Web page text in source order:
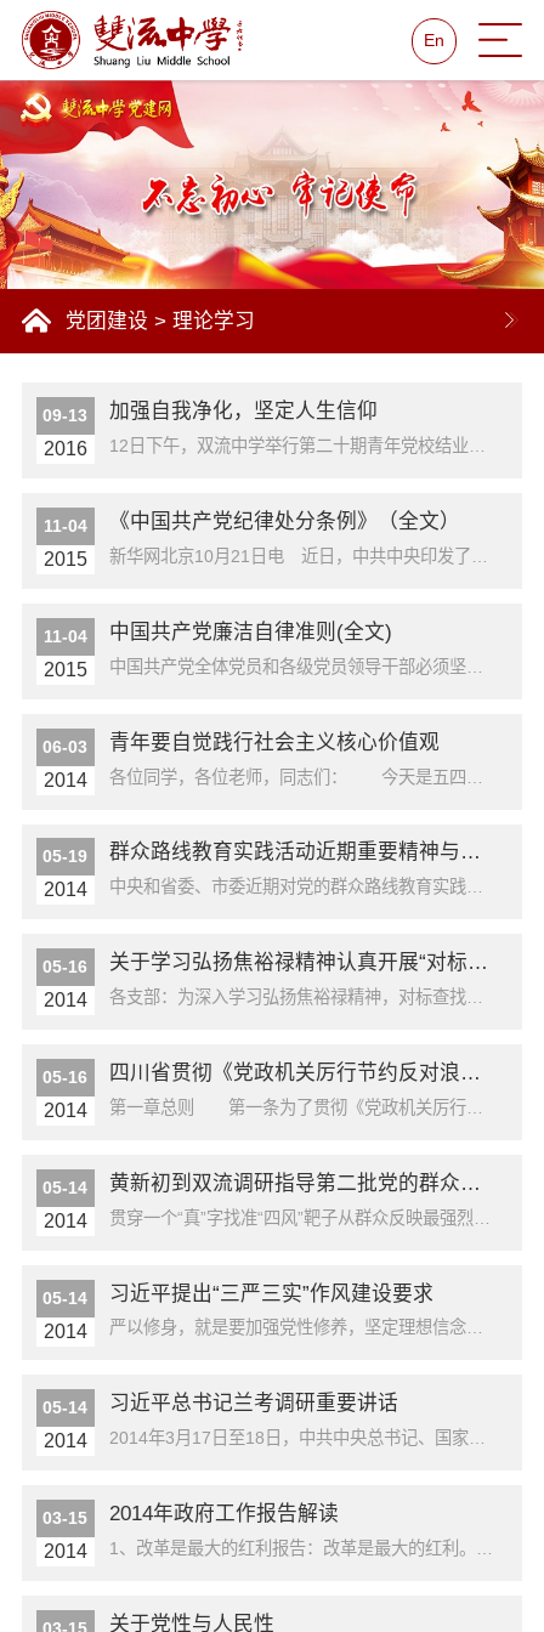
En
党团建设 >理论学习
09-13
2016
加强自我净化，坚定人生信仰
11-04
2015
《中国共产党纪律处分条例》（全文）
11-04
2015
中国共产党廉洁自律准则(全文)
中国共产党全体党员和各级党员领导干部必须坚定共产主义理想和中国特色社会主义信念,必须坚持全心全意为人民服务根本宗旨,必须继承发扬党的优良传统和作风,必须自觉培养高尚道德情操,努力弘扬中华民族传统美德,廉洁自律,接受监督,永葆党的先进性和纯洁性。 党员廉洁自律规范 第一条坚持公私分明,先公后私,克己奉公。 第二条坚...
06-03
2014
青年要自觉践行社会主义核心价值观
05-19
2014
群众路线教育实践活动近期重要精神与要求学习
中央和省委、市委近期对党的群众路线教育实践活动的重要精神和要求传达提纲一、中央近期重要精神和要求（一）习近平总书记批示及讲话精神5月2日，习近平总书记在中央办公厅秘书局的一份材料上批示：第二批群众路线教育实践活动已经进入关键阶段，总的看，各地各部门开展活动态度认真，效果明显，但也有些单位和领导干部表面上热热闹闹，实际上...
05-16
2014
关于学习弘扬焦裕禄精神认真开展“对标照镜”活动的通知
各支部：为深入学习弘扬焦裕禄精神，对标查找差距、照镜发现问题，推动教育实践活动深入开展，根据市委教育实践活动领导小组《关于学习弘扬焦裕禄精神认真开展“对标照镜”活动的通知》(成委群组发〔2014〕19号)精神，经研究，决定在全校开展“对标照镜”活动。现将有关事项通知如下。一、深刻理解焦裕禄精神实质，认真做到“五个对照”...
05-16
2014
四川省贯彻《党政机关厉行节约反对浪费条例》实施细则
第一章总则 第一条为了贯彻《党政机关厉行节约反对浪费条例》，进一步弘扬艰苦奋斗、勤俭节约的优良作风，推进我省党政机关厉行节约反对浪费，建设节约型机关，结合我省实际，制定本实施细则。 第二条本实施细则适用于全省各级党的机关、人大机关、行政机关、政协机关、审判机关、检察机关，以及工会、共青团、妇联等人民团体和参照公务员...
05-14
2014
黄新初到双流调研指导第二批党的群众路线教育实践活动
05-14
2014
习近平提出“三严三实”作风建设要求
严以修身，就是要加强党性修养，坚定理想信念，提升道德境界，追求高尚情操，自觉远离低级趣味，自觉抵制歪风邪气。严以用权，就是要坚持用权为民，按规则、按制度行使权力，把权力关进制度的笼子里，任何时候都不搞特权、不以权谋私。严以律己，就是要心存敬畏、手握戒尺，慎独慎微、勤于自省，遵守党纪国法，做到为政清廉。谋事要实，就是要从...
05-14
2014
习近平总书记兰考调研重要讲话
2014年3月17日至18日，中共中央总书记、国家主席、中央军委主席习近平在河南省兰考县调研指导党的群众路线教育实践活动。习近平专门听取兰考县教育实践活动情况汇报，并发表重要讲话。他指出，标准决定质量，有什么样的标准就有什么样的质量，只有高标准才有高质量。教育实践活动要确立一个较高标准，并严格按标准抓部署、抓落实、抓检...
03-15
2014
2014年政府工作报告解读
关于党性与人民性